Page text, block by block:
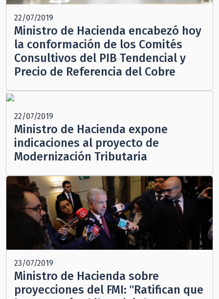
22/07/2019
Ministro de Hacienda encabezó hoy
la conformación de los Comités
Consultivos del PIB Tendencial y
Precio de Referencia del Cobre
22/07/2019
Ministro de Hacienda expone
indicaciones al proyecto de
Modernización Tributaria
23/07/2019
Ministro de Hacienda sobre
proyecciones del FMI: "Ratifican que